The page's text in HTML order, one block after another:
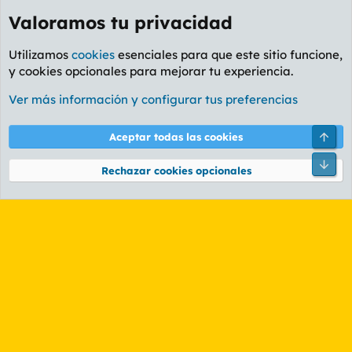
Foro General
Cookies
PL OLDSTYLE AMARILLO
Términos y reglas Política de privacidad Ayuda
Community platform by XenForo® © 2010-2026 XenForo Ltd.
Valoramos tu privacidad
Utilizamos cookies esenciales para que este sitio funcione,
y cookies opcionales para mejorar tu experiencia.
Ver más información y configurar tus preferencias
Aceptar todas las cookies
Rechazar cookies opcionales
Pie